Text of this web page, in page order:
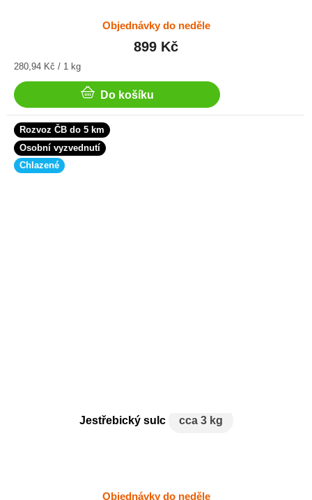
Objednávky do neděle
899 Kč
Měrná
280,94 Kč / 1 kg
Do košíku
Rozvoz ČB do 5 km
Osobní vyzvednutí
Chlazené
Jestřebický sulc cca 3 kg
Objednávky do neděle